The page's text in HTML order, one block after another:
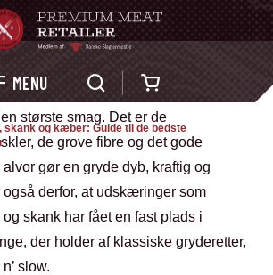
MENU
skank og kæber: Guide til de bedste
er det sjældent de dyreste
største smag. Det er de
de grove fibre og det gode
gør en gryde dyb, kraftig og
derfor, at udskæringer som
skank har fået en fast plads i
der holder af klassiske gryderetter,
slow.